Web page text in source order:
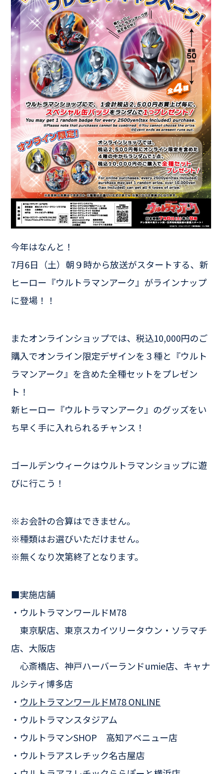
今年はなんと！
7月6日（土）朝９時から放送がスタートする、新
ヒーロー『ウルトラマンアーク』がラインナップ
に登場！！
またオンラインショップでは、税込10,000円のご
購入でオンライン限定デザインを３種と『ウルト
ラマンアーク』を含めた全種セットをプレゼン
ト！
新ヒーロー『ウルトラマンアーク』のグッズをい
ち早く手に入れられるチャンス！
ゴールデンウィークはウルトラマンショップに遊
びに行こう！
※お会計の合算はできません。
※種類はお選びいただけません。
※無くなり次第終了となります。
■実施店舗
・ウルトラマンワールドM78
東京駅店、東京スカイツリータウン・ソラマチ
店、大阪店
心斎橋店、神戸ハーバーランドumie店、キャナ
ルシティ博多店
・ ウルトラマンワールドM78 ONLINE
・ウルトラマンスタジアム
・ウルトラマンSHOP 高知アベニュー店
・ウルトラアスレチック名古屋店